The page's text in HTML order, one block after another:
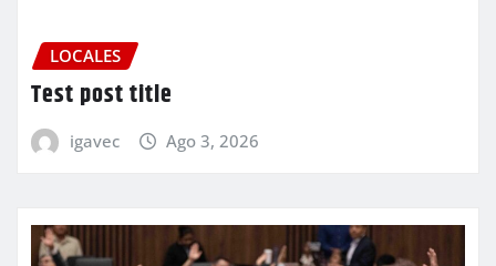
LOCALES
Test post title
igavec Ago 3, 2026